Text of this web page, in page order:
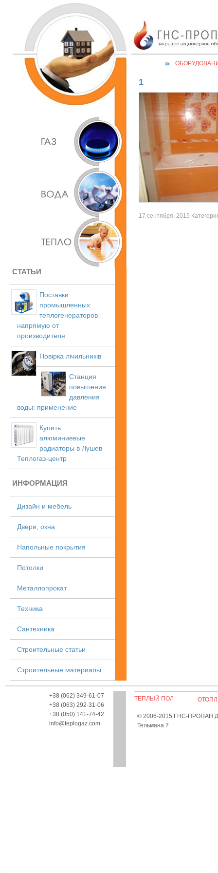
СТАТЬИ
Поставки
промышленных
теплогенераторов
напрямую от
производителя
Повірка лічильників
Станция
повышения
давления
воды: применение
Купить
алюминиевые
радиаторы в Лушев
Теплогаз-центр
ИНФОРМАЦИЯ
Дизайн и мебель
Двери, окна
Напольные покрытия
Потолки
Металлопрокат
Техника
Сантехника
Строительные статьи
Строительные материалы
1
17 сентября, 2015
+38 (062) 349-61-07
+38 (063) 292-31-06
+38 (050) 141-74-42
info@teplogaz.com
ТЕПЛЫЙ ПОЛ
© 2006-2015 ГНС-ПРОПАН
Тельмана 7